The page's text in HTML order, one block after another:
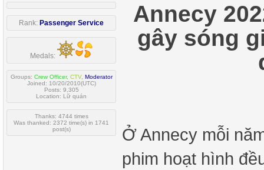
Rank: Passenger Service
Medals:
Groups: Crew Officer, CTV, Moderator
Joined: 10/20/2010(UTC)
Posts: 9,305
Location: Lữ quán
Thanks: 4744 times
Was thanked: 2372 time(s) in 1741
post(s)
Annecy
gây sóng
Ở Annecy mỗi
phim hoạt hình